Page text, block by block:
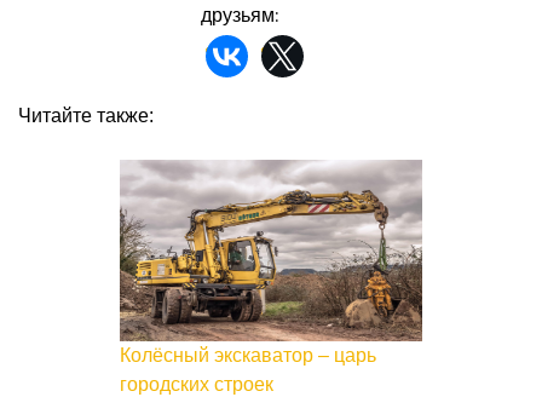
друзьям:
Читайте также:
Колёсный экскаватор – царь
городских строек